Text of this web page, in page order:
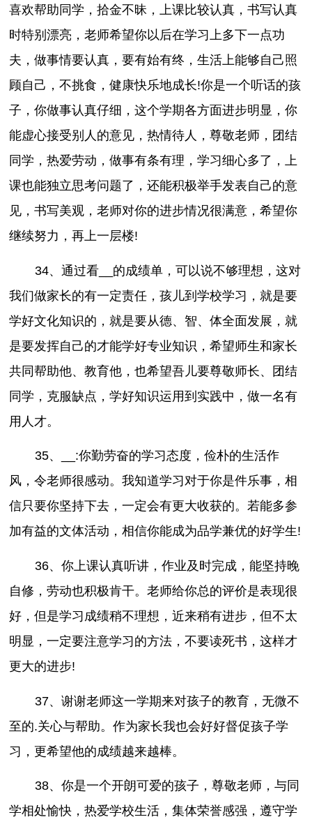
喜欢帮助同学，拾金不昧，上课比较认真，书写认真
时特别漂亮，老师希望你以后在学习上多下一点功
夫，做事情要认真，要有始有终，生活上能够自己照
顾自己，不挑食，健康快乐地成长!你是一个听话的孩
子，你做事认真仔细，这个学期各方面进步明显，你
能虚心接受别人的意见，热情待人，尊敬老师，团结
同学，热爱劳动，做事有条有理，学习细心多了，上
课也能独立思考问题了，还能积极举手发表自己的意
见，书写美观，老师对你的进步情况很满意，希望你
继续努力，再上一层楼!
34、通过看__的成绩单，可以说不够理想，这对
我们做家长的有一定责任，孩儿到学校学习，就是要
学好文化知识的，就是要从德、智、体全面发展，就
是要发挥自己的才能学好专业知识，希望师生和家长
共同帮助他、教育他，也希望吾儿要尊敬师长、团结
同学，克服缺点，学好知识运用到实践中，做一名有
用人才。
35、__:你勤劳奋的学习态度，俭朴的生活作
风，令老师很感动。我知道学习对于你是件乐事，相
信只要你坚持下去，一定会有更大收获的。若能多参
加有益的文体活动，相信你能成为品学兼优的好学生!
36、你上课认真听讲，作业及时完成，能坚持晚
自修，劳动也积极肯干。老师给你总的评价是表现很
好，但是学习成绩稍不理想，近来稍有进步，但不太
明显，一定要注意学习的方法，不要读死书，这样才
更大的进步!
37、谢谢老师这一学期来对孩子的教育，无微不
至的.关心与帮助。作为家长我也会好好督促孩子学
习，更希望他的成绩越来越棒。
38、你是一个开朗可爱的孩子，尊敬老师，与同
学相处愉快，热爱学校生活，集体荣誉感强，遵守学